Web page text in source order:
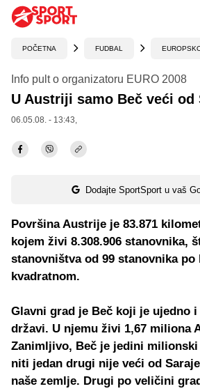
POČETNA FUDBAL
Info pult o organizatoru EURO 2008
U Austriji samo Beč veći od
06.05.08. - 13:43,
Dodajte SportSport u vaš
Površina Austrije je 83.871
kojem živi 8.308.906 stanovnika,
stanovništva od 99 stanovnika
kvadratnom.
Glavni grad je Beč koji je ujedno
državi. U njemu živi 1,67 miliona
Zanimljivo, Beč je jedini
niti jedan drugi nije veći od
naše zemlje. Drugi po veličini